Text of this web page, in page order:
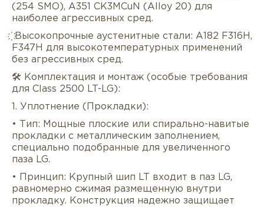
(254 SMO), A351 CK3MCuN (Alloy 20) для
наиболее агрессивных сред.
҉ Высокопрочные аустенитные стали: A182 F316H,
F347H для высокотемпературных применений
без агрессивных сред.
🛠️ Комплектация и монтаж (особые требования
для Class 2500 LT-LG):
1. Уплотнение (Прокладки):
• Тип: Мощные плоские или спирально-навитые
прокладки с металлическим заполнением,
специально подобранные для увеличенного
паза LG.
• Принцип: Крупный шип LT входит в паз LG,
равномерно сжимая размещенную внутри
прокладку. Конструкция надежно защищает